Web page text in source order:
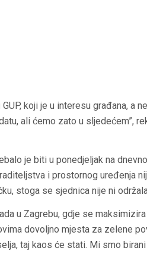
koji je u interesu građana, a
ali ćemo zato u sljedećem”,
je biti u ponedjeljak na
i prostornog uređenja
stoga se sjednica nije ni
u Zagrebu, gdje se
dovoljno mjesta za zelene
taj kaos će stati. Mi smo